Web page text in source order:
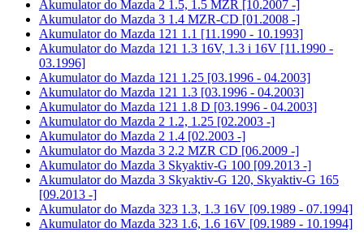
Akumulator do Mazda 2 1.5, 1.5 MZR [10.2007 -]
Akumulator do Mazda 3 1.4 MZR-CD [01.2008 -]
Akumulator do Mazda 121 1.1 [11.1990 - 10.1993]
Akumulator do Mazda 121 1.3 16V, 1.3 i 16V [11.1990 -
03.1996]
Akumulator do Mazda 121 1.25 [03.1996 - 04.2003]
Akumulator do Mazda 121 1.3 [03.1996 - 04.2003]
Akumulator do Mazda 121 1.8 D [03.1996 - 04.2003]
Akumulator do Mazda 2 1.2, 1.25 [02.2003 -]
Akumulator do Mazda 2 1.4 [02.2003 -]
Akumulator do Mazda 3 2.2 MZR CD [06.2009 -]
Akumulator do Mazda 3 Skyaktiv-G 100 [09.2013 -]
Akumulator do Mazda 3 Skyaktiv-G 120, Skyaktiv-G 165
[09.2013 -]
Akumulator do Mazda 323 1.3, 1.3 16V [09.1989 - 07.1994]
Akumulator do Mazda 323 1.6, 1.6 16V [09.1989 - 10.1994]